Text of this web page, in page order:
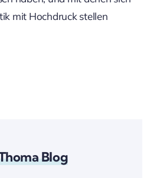
mit Hochdruck stellen
Blog